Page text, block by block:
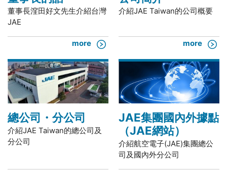
董事長漥田好文先生介紹台灣
JAE
more
介紹JAE Taiwan的公司概要
more
總公司・分公司
介紹JAE Taiwan的總公司及
分公司
JAE集團國內外據點
（JAE網站）
介紹航空電子(JAE)集團總公
司及國內外分公司